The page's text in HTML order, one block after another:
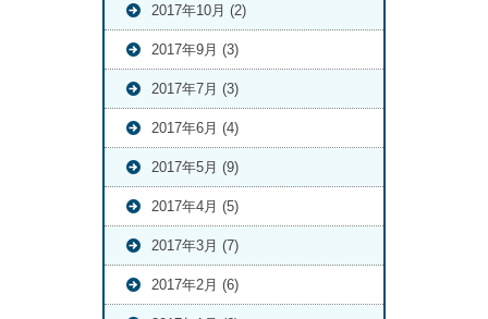
2017年10月 (2)
2017年9月 (3)
2017年7月 (3)
2017年6月 (4)
2017年5月 (9)
2017年4月 (5)
2017年3月 (7)
2017年2月 (6)